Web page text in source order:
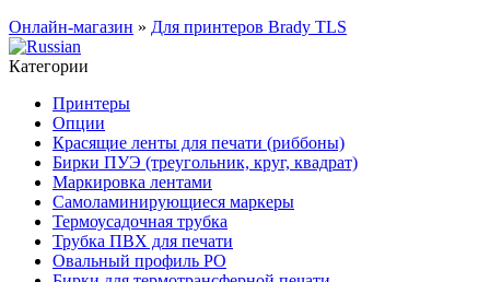
Онлайн-магазин » Для принтеров Brady TLS
Категории
Принтеры
Опции
Красящие ленты для печати (риббоны)
Бирки ПУЭ (треугольник, круг, квадрат)
Маркировка лентами
Самоламинирующиеся маркеры
Термоусадочная трубка
Трубка ПВХ для печати
Овальный профиль PO